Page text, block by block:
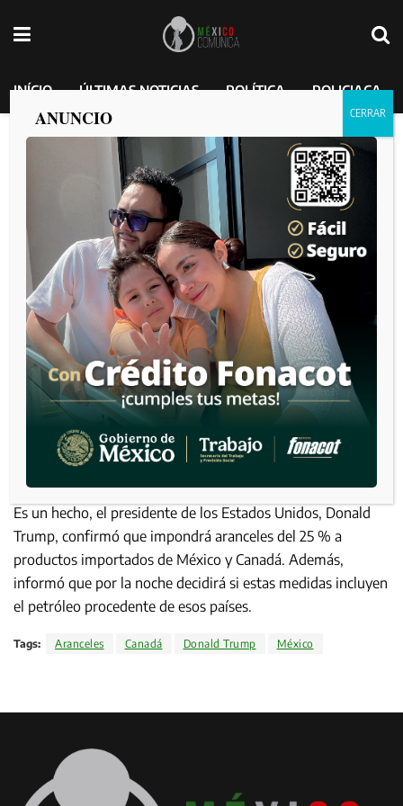
INÍCIO ÚLTIMAS NOTICIAS POLÍTICA POLICIACA
Trump confirma aranceles del 25 % a
productos de México y Canadá
por MEXICO COMUNICA 2025-01-30
Es un hecho, el presidente de los Estados Unidos, Donald
Trump, confirmó que impondrá aranceles del 25 % a
productos importados de México y Canadá. Además,
informó que por la noche decidirá si estas medidas incluyen
el petróleo procedente de esos países.
Tags: Aranceles Canadá Donald Trump México
ANUNCIO